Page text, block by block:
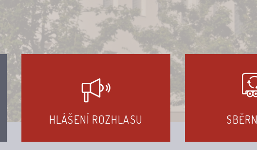
HLÁŠENÍ ROZHLASU